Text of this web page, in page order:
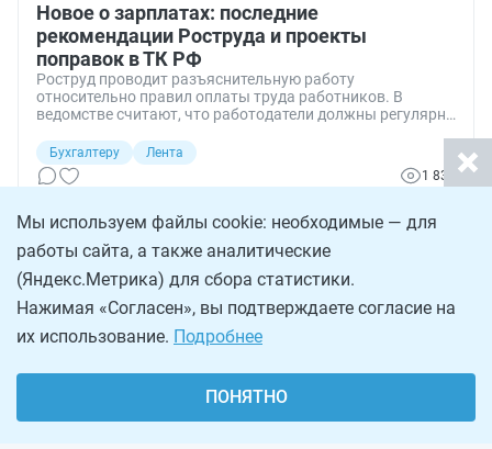
Новое о зарплатах: последние
рекомендации Роструда и проекты
поправок в ТК РФ
Роструд проводит разъяснительную работу
относительно правил оплаты труда работников. В
ведомстве считают, что работодатели должны регулярно
вообще не платить, а также обязаны выплачивать
одинаковые суммы за равные объемы работ.
Бухгалтеру
Лента
1 831
Мы используем файлы cookie: необходимые — для
работы сайта, а также аналитические
(Яндекс.Метрика) для сбора статистики.
Нажимая «Согласен», вы подтверждаете согласие на
их использование. Подробнее
ПОНЯТНО